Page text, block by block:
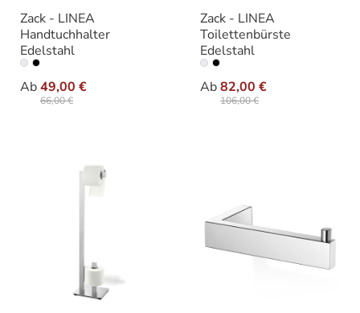
Zack - LINEA
Handtuchhalter
Edelstahl
Ab49,00 €
66,00 €
Ausführungen auswählen
Zack - LINEA
Toilettenbürste
Edelstahl
Ab82,00 €
106,00 €
Ausführung